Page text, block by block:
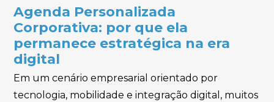
Agenda Personalizada
Corporativa: por que ela
permanece estratégica na era
digital
Em um cenário empresarial orientado por
tecnologia, mobilidade e integração digital, muitos